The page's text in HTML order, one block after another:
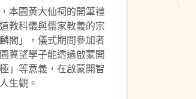
本園黃大仙祠的開筆禮
教科儀與儒家教義的宗
閣」，儀式期間參加者
冀望學子能透過啟蒙開
」等意義，在啟蒙開智
生觀。